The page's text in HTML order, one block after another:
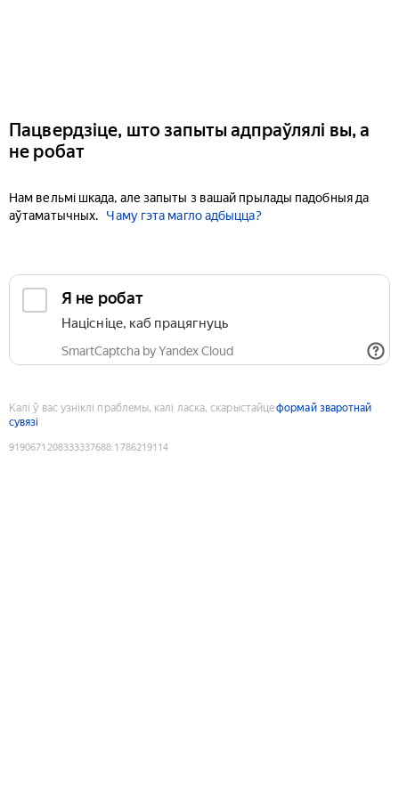
Пацвердзіце, што запыты адпраўлялі вы, а
не робат
Нам вельмі шкада, але запыты з вашай прылады падобныя да
аўтаматычных.
Чаму гэта магло адбыцца?
Я не робат
Націсніце, каб працягнуць
SmartCaptcha by Yandex Cloud
Калі ў вас узніклі праблемы, калі ласка, скарыстайцеформай зваротнай
сувязі
9190671208333337688:1786219114